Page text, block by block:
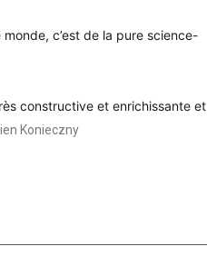
c’est de la pure science-
constructive et enrichissante et
Konieczny